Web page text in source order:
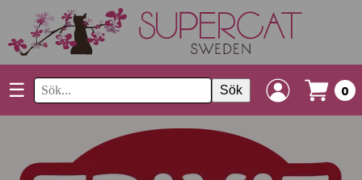
☰ Sök 0